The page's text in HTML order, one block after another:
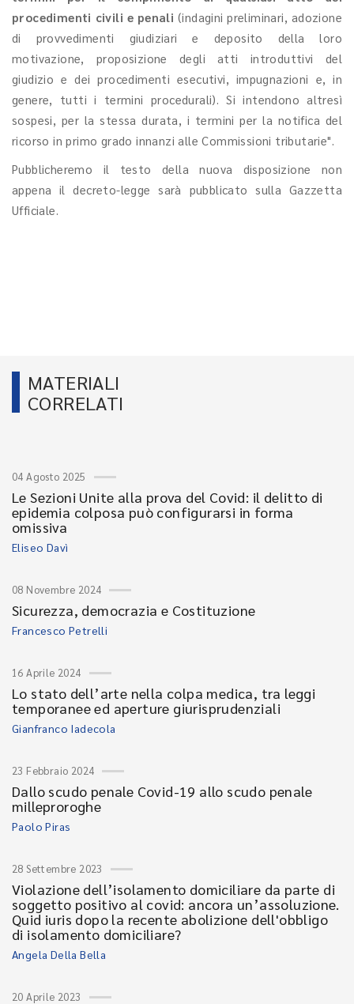
procedimenti civili e penali (indagini preliminari, adozione
di provvedimenti giudiziari e deposito della loro
motivazione, proposizione degli atti introduttivi del
giudizio e dei procedimenti esecutivi, impugnazioni e, in
genere, tutti i termini procedurali). Si intendono altresì
sospesi, per la stessa durata, i termini per la notifica del
ricorso in primo grado innanzi alle Commissioni tributarie".
Pubblicheremo il testo della nuova disposizione non
appena il decreto-legge sarà pubblicato sulla Gazzetta
Ufficiale.
MATERIALI
CORRELATI
04 Agosto 2025
Le Sezioni Unite alla prova del Covid: il delitto di
epidemia colposa può configurarsi in forma
omissiva
Eliseo Davì
08 Novembre 2024
Sicurezza, democrazia e Costituzione
Francesco Petrelli
16 Aprile 2024
Lo stato dell’arte nella colpa medica, tra leggi
temporanee ed aperture giurisprudenziali
Gianfranco Iadecola
23 Febbraio 2024
Dallo scudo penale Covid-19 allo scudo penale
milleproroghe
Paolo Piras
28 Settembre 2023
Violazione dell’isolamento domiciliare da parte di
soggetto positivo al covid: ancora un’assoluzione.
Quid iuris dopo la recente abolizione dell'obbligo
di isolamento domiciliare?
Angela Della Bella
20 Aprile 2023